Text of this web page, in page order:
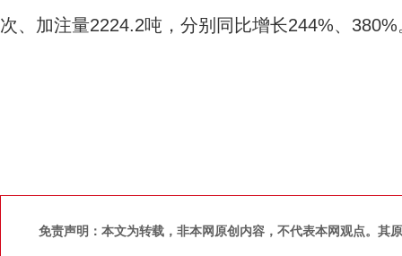
次、加注量2224.2吨，分别同比增长244%、
免责声明：本文为转载，非本网原创内容，不代表本网观点。其